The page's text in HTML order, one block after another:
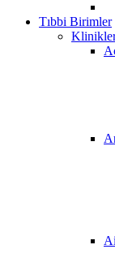
Tıbbi Birimler